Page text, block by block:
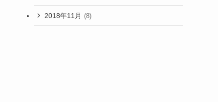
2018年11月 (8)